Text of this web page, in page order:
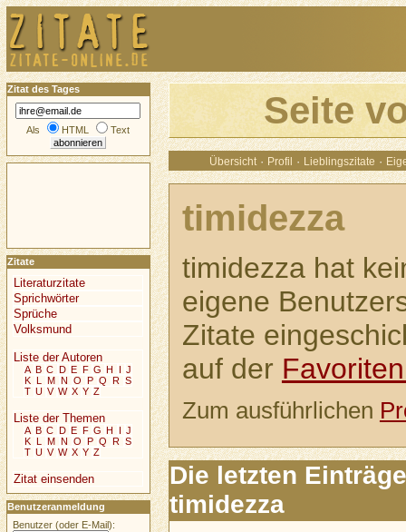
Seite
Übersicht · Profil · Lieblingszitate ·
timidezza
timidezza hat
eigene
Zitate
auf der
Zum ausführlichen
Die letzten
timidezza
Zitat des Tages
Als HTML Text
Zitate
Literaturzitate
Sprichwörter
Sprüche
Volksmund
Liste der Autoren
A B C D E F G H I J
K L M N O P Q R S
T U V W X Y Z
Liste der Themen
A B C D E F G H I J
K L M N O P Q R S
T U V W X Y Z
Zitat einsenden
Benutzeranmeldung
Benutzer (oder E-Mail):